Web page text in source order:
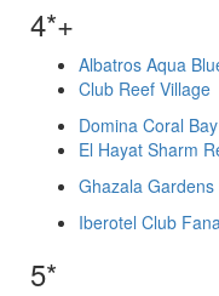
4*+
Albatros Aqua
Club Reef Village
Domina Coral
El Hayat Sharm
Ghazala Gardens
Iberotel Club
5*